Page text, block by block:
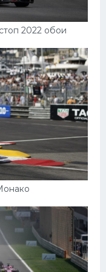
2022 обои